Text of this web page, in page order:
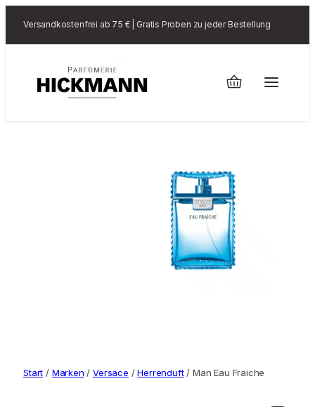
Versandkostenfrei ab 75 € | Gratis Proben zu jeder Bestellung
Start / Marken /Versace /Herrenduft/ Man Eau Fraiche